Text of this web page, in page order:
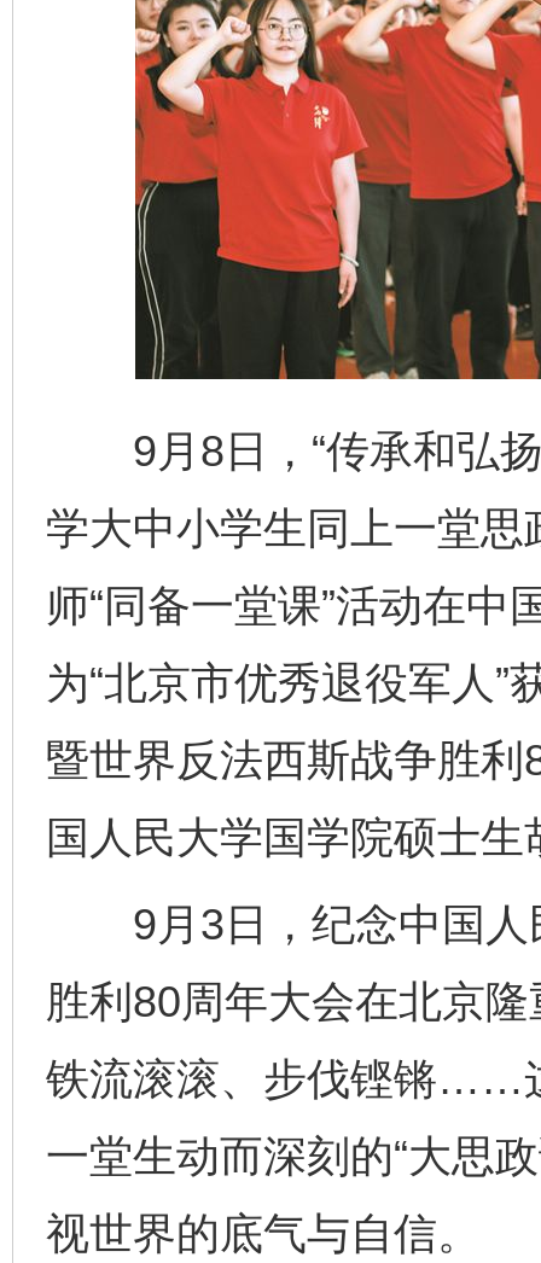
9月8日，“传承和弘
学大中小学生同上一堂思
师“同备一堂课”活动在
为“北京市优秀退役军人
暨世界反法西斯战争胜
国人民大学国学院硕士
9月3日，纪念中国人
胜利80周年大会在北京
铁流滚滚、步伐铿锵……
一堂生动而深刻的“大思
视世界的底气与自信。